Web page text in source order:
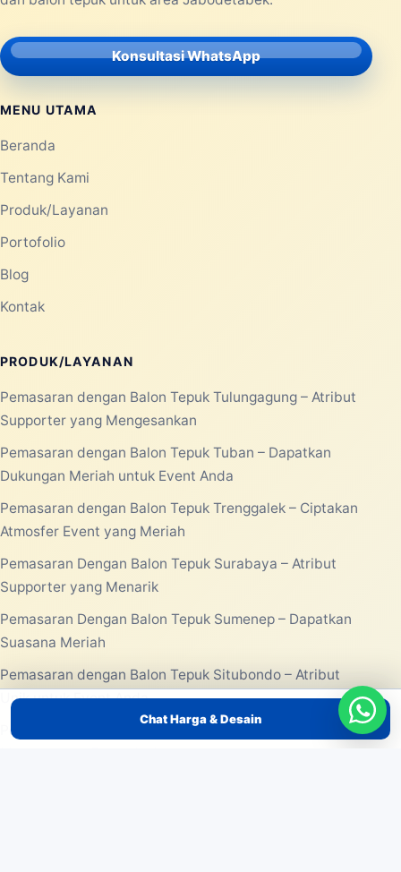
Chat Harga & Desain
Konsultasi WhatsApp
MENU UTAMA
Beranda
Tentang Kami
Produk/Layanan
Portofolio
Blog
Kontak
PRODUK/LAYANAN
Pemasaran dengan Balon Tepuk Tulungagung – Atribut
Supporter yang Mengesankan
Pemasaran dengan Balon Tepuk Tuban – Dapatkan
Dukungan Meriah untuk Event Anda
Pemasaran dengan Balon Tepuk Trenggalek – Ciptakan
Atmosfer Event yang Meriah
Pemasaran Dengan Balon Tepuk Surabaya – Atribut
Supporter yang Menarik
Pemasaran Dengan Balon Tepuk Sumenep – Dapatkan
Suasana Meriah
Pemasaran dengan Balon Tepuk Situbondo – Atribut
Unik untuk Event Anda
Pemasaran dengan Balon Tepuk Sidoarjo – Gimmick